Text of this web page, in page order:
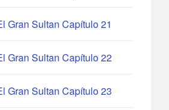
Gran Sultan Capítulo 21
Gran Sultan Capítulo 22
Gran Sultan Capítulo 23